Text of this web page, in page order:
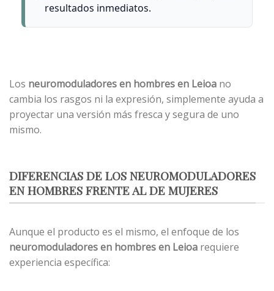
resultados inmediatos.
Los neuromoduladoresen hombres en Leioa no
cambia los rasgos ni la expresión, simplemente ayuda a
proyectar una versión más fresca y segura de uno
mismo.
DIFERENCIAS DE LOS NEUROMODULADORES
EN HOMBRES FRENTE AL DE MUJERES
Aunque el producto es el mismo, el enfoque de los
neuromoduladores en hombres en Leioa requiere
experiencia específica: